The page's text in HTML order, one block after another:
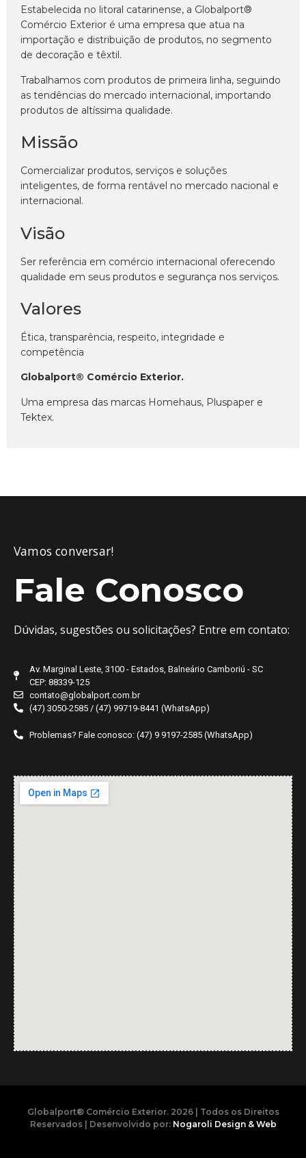
Estabelecida no litoral catarinense, a Globalport®
Comércio Exterior é uma empresa que atua na
importação e distribuição de produtos, no segmento
de decoração e têxtil.
Trabalhamos com produtos de primeira linha, seguindo
as tendências do mercado internacional, importando
produtos de altíssima qualidade.
Missão
Comercializar produtos, serviços e soluções
inteligentes, de forma rentável no mercado nacional e
internacional.
Visão
Ser referência em comércio internacional oferecendo
qualidade em seus produtos e segurança nos serviços.
Valores
Ética, transparência, respeito, integridade e
competência
Globalport® Comércio Exterior.
Uma empresa das marcas Homehaus, Pluspaper e
Tektex.
Vamos conversar!
Fale Conosco
Dúvidas, sugestões ou solicitações? Entre em contato:
Av. Marginal Leste, 3100 - Estados, Balneário Camboriú - SC
CEP: 88339-125
contato@globalport.com.br
(47) 3050-2585 / (47) 99719-8441 (WhatsApp)
Problemas? Fale conosco: (47) 9 9197-2585 (WhatsApp)
Globalport® Comércio Exterior. 2026 | Todos os Direitos
Reservados | Desenvolvido por: Nogaroli Design & Web